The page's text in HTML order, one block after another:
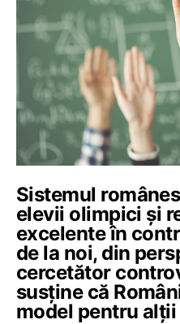
Sistemul
elevii olimpici și
excelente în
de la noi, din
cercetător
susține că
model pentru alții